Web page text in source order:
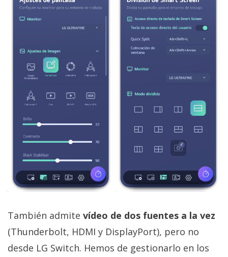
También admite vídeo de dos fuentes a la vez
(Thunderbolt, HDMI y DisplayPort), pero no
desde LG Switch. Hemos de gestionarlo en los